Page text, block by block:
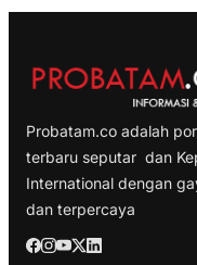
Probatam.co adalah
terbaru seputar dan
International dengan
dan terpercaya